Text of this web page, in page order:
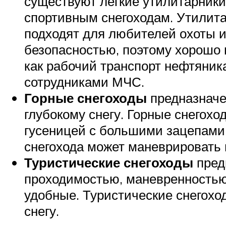
спортивным снегоходам.
подходят для любителей охоты
безопасностью, поэтому
как рабочий транспорт
сотрудниками МЧС.
Горные снегоходы
глубокому снегу. Горные
гусеницей с большими
снегохода может маневрировать
Туристические снегоходы
проходимостью,
удобные. Туристические
снегу.